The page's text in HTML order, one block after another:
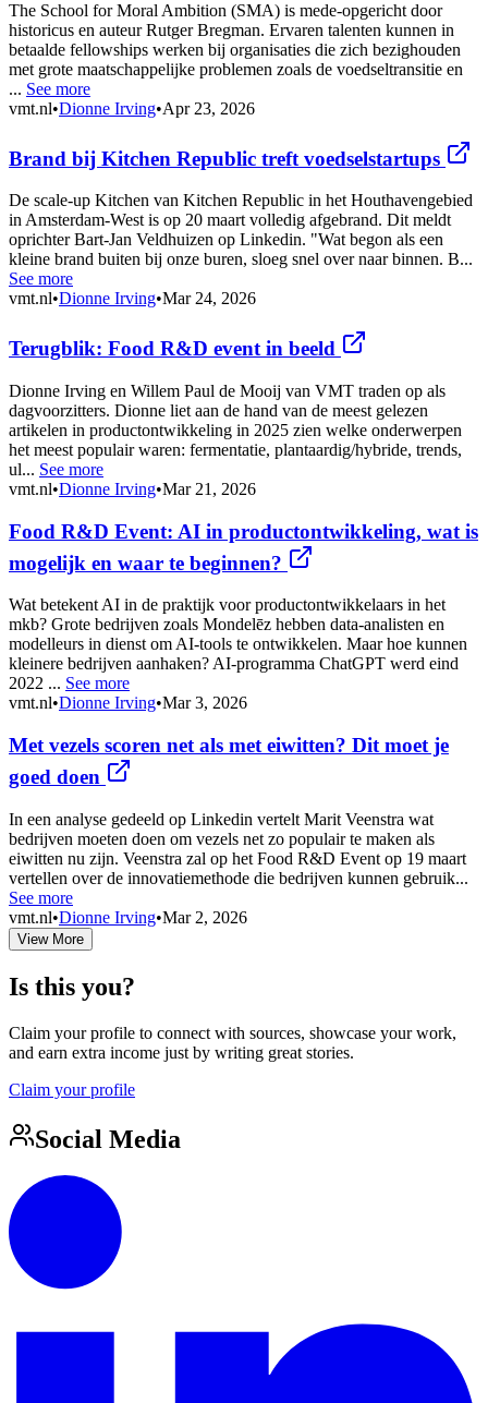
The School for Moral Ambition (SMA) is mede-opgericht door
historicus en auteur Rutger Bregman. Ervaren talenten kunnen in
betaalde fellowships werken bij organisaties die zich bezighouden
met grote maatschappelijke problemen zoals de voedseltransitie en
... See more
vmt.nl•Dionne Irving•Apr 23, 2026
Brand bij Kitchen Republic treft voedselstartups
De scale-up Kitchen van Kitchen Republic in het Houthavengebied
in Amsterdam-West is op 20 maart volledig afgebrand. Dit meldt
oprichter Bart-Jan Veldhuizen op Linkedin. "Wat begon als een
kleine brand buiten bij onze buren, sloeg snel over naar binnen. B...
See more
vmt.nl•Dionne Irving•Mar 24, 2026
Terugblik: Food R&D event in beeld
Dionne Irving en Willem Paul de Mooij van VMT traden op als
dagvoorzitters. Dionne liet aan de hand van de meest gelezen
artikelen in productontwikkeling in 2025 zien welke onderwerpen
het meest populair waren: fermentatie, plantaardig/hybride, trends,
ul... See more
vmt.nl•Dionne Irving•Mar 21, 2026
Food R&D Event: AI in productontwikkeling, wat is
mogelijk en waar te beginnen?
Wat betekent AI in de praktijk voor productontwikkelaars in het
mkb? Grote bedrijven zoals Mondelēz hebben data-analisten en
modelleurs in dienst om AI-tools te ontwikkelen. Maar hoe kunnen
kleinere bedrijven aanhaken? AI-programma ChatGPT werd eind
2022 ... See more
vmt.nl•Dionne Irving•Mar 3, 2026
Met vezels scoren net als met eiwitten? Dit moet je
goed doen
In een analyse gedeeld op Linkedin vertelt Marit Veenstra wat
bedrijven moeten doen om vezels net zo populair te maken als
eiwitten nu zijn. Veenstra zal op het Food R&D Event op 19 maart
vertellen over de innovatiemethode die bedrijven kunnen gebruik...
See more
vmt.nl•Dionne Irving•Mar 2, 2026
View More
Is this you?
Claim your profile to connect with sources, showcase your work,
and earn extra income just by writing great stories.
Claim your profile
Social Media